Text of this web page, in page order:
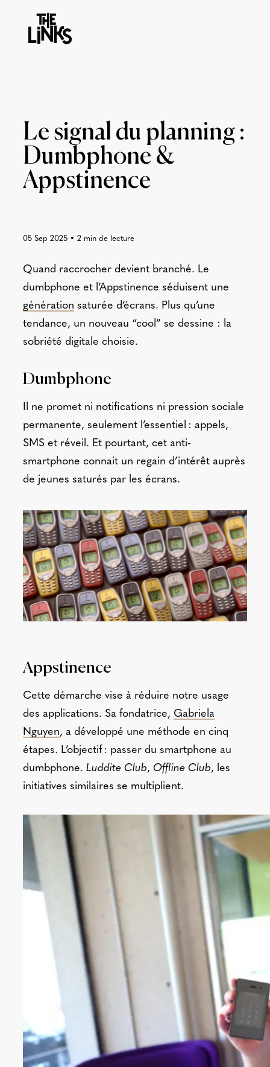
Le signal du planning :
Dumbphone &
Appstinence
05 Sep 2025• 2 min de lecture
Quand raccrocher devient branché. Le
dumbphone et l’Appstinence séduisent une
génération saturée d’écrans. Plus qu’une
tendance, un nouveau “cool” se dessine : la
sobriété digitale choisie.
Dumbphone
Il ne promet ni notifications ni pression sociale
permanente, seulement l’essentiel : appels,
SMS et réveil. Et pourtant, cet anti-
smartphone connait un regain d’intérêt auprès
de jeunes saturés par les écrans.
Appstinence
Cette démarche vise à réduire notre usage
des applications. Sa fondatrice, Gabriela
Nguyen, a développé une méthode en cinq
étapes. L’objectif : passer du smartphone au
dumbphone. Luddite Club, Offline Club, les
initiatives similaires se multiplient.